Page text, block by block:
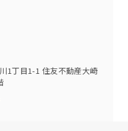
1丁目1-1 住友不動産大崎